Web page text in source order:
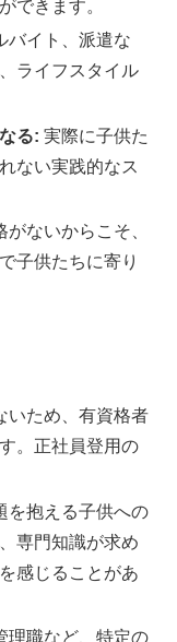
できます。
バイト、派遣な
ライフスタイル
る: 実際に子供た
ない実践的なス
がないからこそ、
子供たちに寄り
いため、有資格者
。正社員登用の
を抱える子供への
専門知識が求め
感じることがあ
理職など、特定の